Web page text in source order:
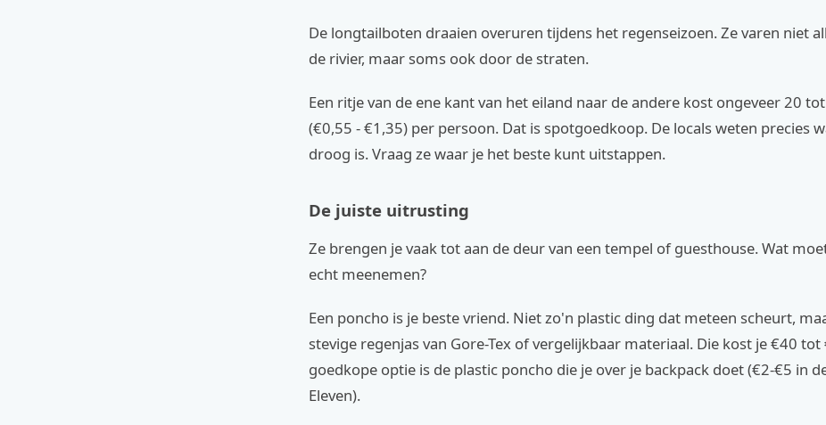
De longtailboten draaien overuren tijdens het regenseizoen. Ze varen niet
de rivier, maar soms ook door de straten.
Een ritje van de ene kant van het eiland naar de andere kost ongeveer 20
(€0,55 - €1,35) per persoon. Dat is spotgoedkoop. De locals weten precies
droog is. Vraag ze waar je het beste kunt uitstappen.
De juiste uitrusting
Ze brengen je vaak tot aan de deur van een tempel of guesthouse. Wat
echt meenemen?
Een poncho is je beste vriend. Niet zo'n plastic ding dat meteen scheurt,
stevige regenjas van Gore-Tex of vergelijkbaar materiaal. Die kost je €40 tot
goedkope optie is de plastic poncho die je over je backpack doet (€2-€5 in
Eleven).